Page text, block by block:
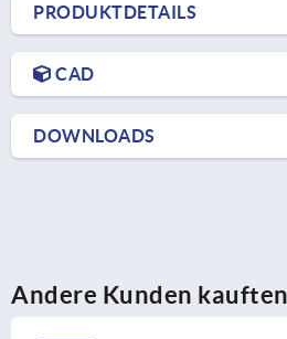
PRODUKTDETAILS
CAD
DOWNLOADS
Andere Kunden